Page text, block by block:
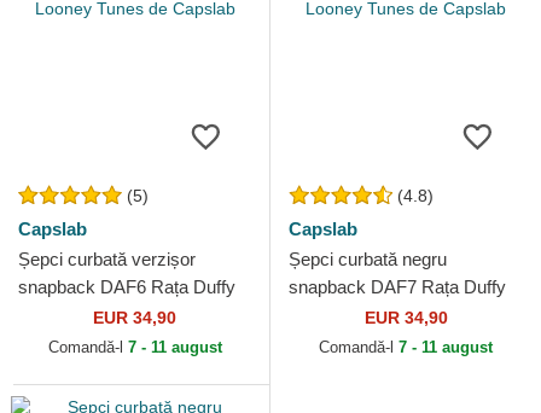
(5)
Capslab
Șepci curbată verzișor
snapback DAF6 Rața Duffy
Looney Tunes de Capslab
EUR 34,90
Comandă-l 7 - 11 august
(4.8)
Capslab
Șepci curbată negru
snapback DAF7 Rața Duffy
Looney Tunes de Capslab
EUR 34,90
Comandă-l 7 - 11 august